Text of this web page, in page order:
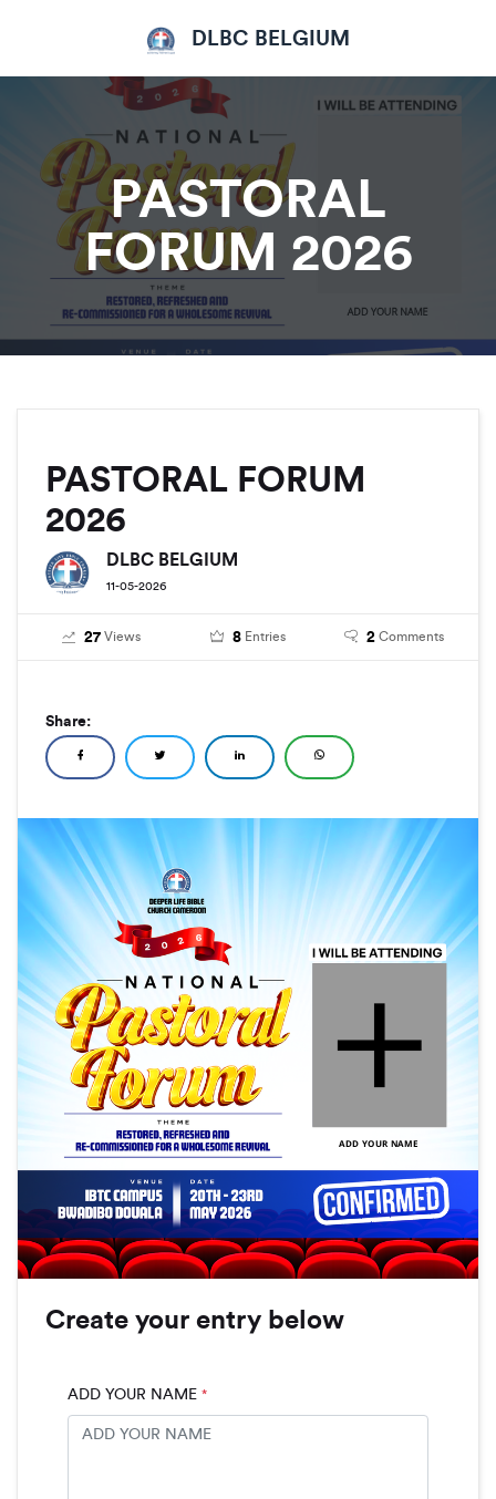
DLBC BELGIUM
PASTORAL
FORUM 2026
PASTORAL FORUM
2026
DLBC BELGIUM
11-05-2026
27 Views 8 Entries 2 Comments
Share:
ADD YOUR NAME
Create your entry below
ADD YOUR NAME *